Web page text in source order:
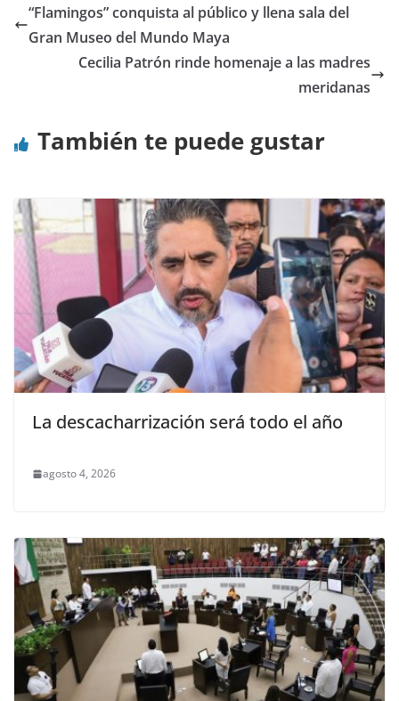
“Flamingos” conquista al público y llena sala del
Gran Museo del Mundo Maya
Cecilia Patrón rinde homenaje a las madres
meridanas
También te puede gustar
La descacharrización será todo el año
agosto 4, 2026